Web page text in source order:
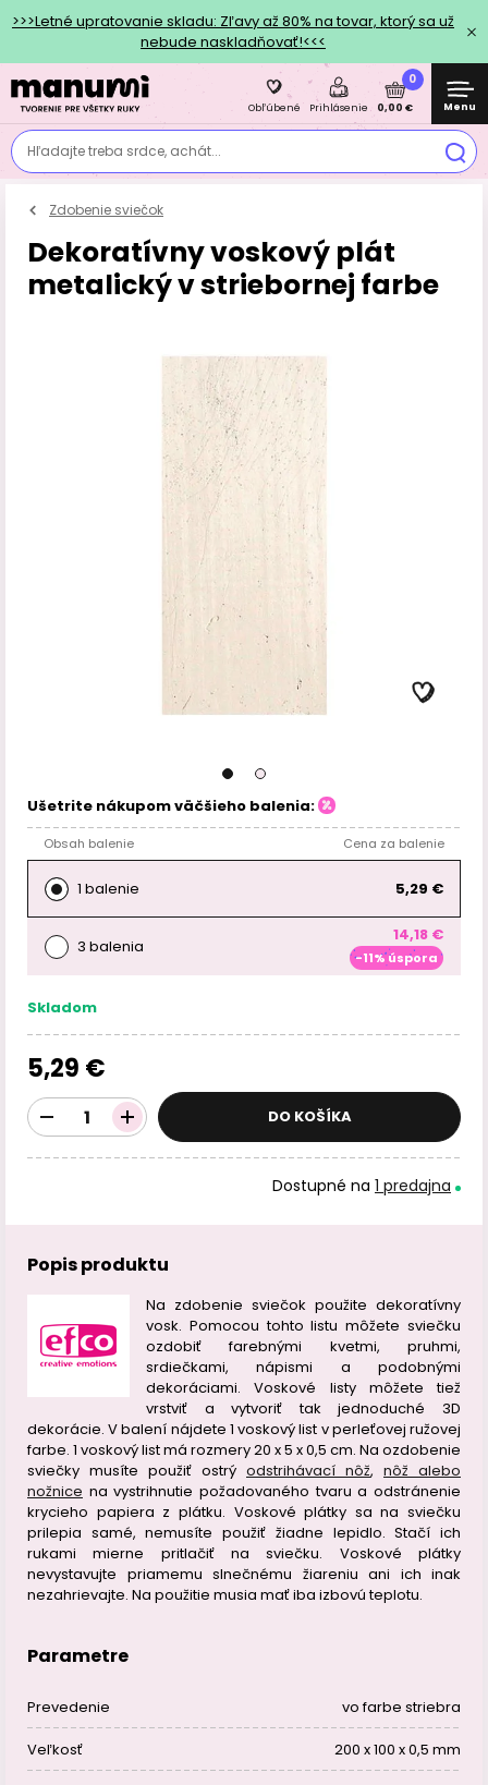
>>>Letné upratovanie skladu: Zľavy až 80% na tovar, ktorý sa už
nebude naskladňovať!<<<
Hľadajte treba srdce, achát...
Obľúbené Prihlásenie
0
0,00 € Menu
Zdobenie sviečok
Dekoratívny voskový plát
metalický v striebornej farbe
Ušetrite nákupom väčšieho balenia:
Obsah balenie Cena za balenie
1 balenie 5,29 €
3 balenia
14,18 €
-11% úspora
Skladom
5,29 €
DO KOŠÍKA
Dostupné na 1 predajna
Popis produktu
Na zdobenie sviečok použite dekoratívny
vosk. Pomocou tohto listu môžete sviečku
ozdobiť farebnými kvetmi, pruhmi,
srdiečkami, nápismi a podobnými
dekoráciami. Voskové listy môžete tiež
vrstviť a vytvoriť tak jednoduché 3D
dekorácie. V balení nájdete 1 voskový list v perleťovej ružovej
farbe. 1 voskový list má rozmery 20 x 5 x 0,5 cm. Na ozdobenie
sviečky musíte použiť ostrý odstrihávací nôž, nôž alebo
nožnice na vystrihnutie požadovaného tvaru a odstránenie
krycieho papiera z plátku. Voskové plátky sa na sviečku
prilepia samé, nemusíte použiť žiadne lepidlo. Stačí ich
rukami mierne pritlačiť na sviečku. Voskové plátky
nevystavujte priamemu slnečnému žiareniu ani ich inak
nezahrievajte. Na použitie musia mať iba izbovú teplotu.
Parametre
Prevedenie vo farbe striebra
Veľkosť 200 x 100 x 0,5 mm